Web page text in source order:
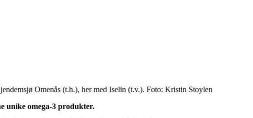
Omenås (t.h.), her med Iselin (t.v.). Foto: Kristin Stoylen
unike omega-3 produkter.